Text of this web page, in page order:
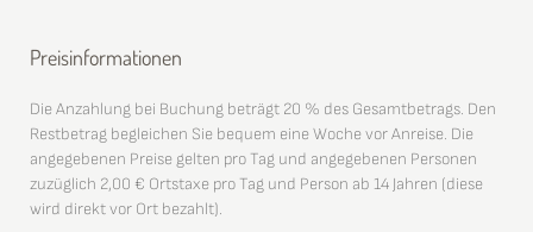
Preisinformationen
Die Anzahlung bei Buchung beträgt 20 % des Gesamtbetrags. Den
Restbetrag begleichen Sie bequem eine Woche vor Anreise. Die
angegebenen Preise gelten pro Tag und angegebenen Personen
zuzüglich 2,00 € Ortstaxe pro Tag und Person ab 14 Jahren (diese
wird direkt vor Ort bezahlt).